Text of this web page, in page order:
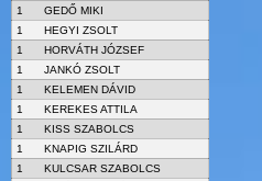
1
GEDŐ MIKI
1
HEGYI ZSOLT
1
HORVÁTH JÓZSEF
1
JANKÓ ZSOLT
1
KELEMEN DÁVID
1
KEREKES ATTILA
1
KISS SZABOLCS
1
KNAPIG SZILÁRD
1
KULCSAR SZABOLCS